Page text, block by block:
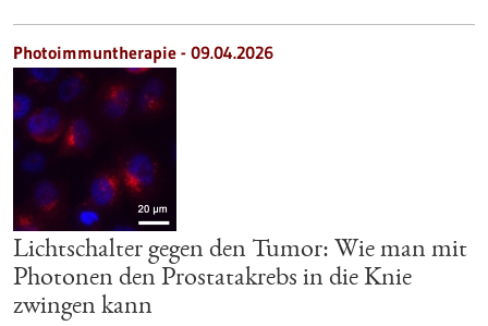
Photoimmuntherapie - 09.04.2026
Lichtschalter gegen den Tumor: Wie man mit
Photonen den Prostatakrebs in die Knie
zwingen kann